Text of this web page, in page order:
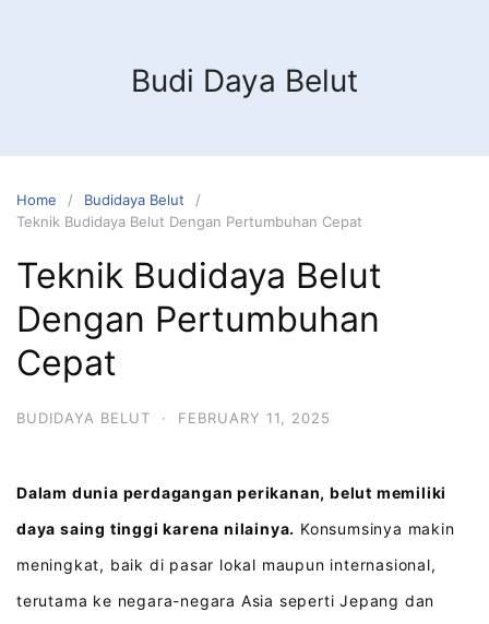
Budi Daya Belut
Home
Budidaya Belut
Teknik Budidaya Belut Dengan Pertumbuhan Cepat
Teknik Budidaya Belut
Dengan Pertumbuhan
Cepat
BUDIDAYA BELUT · FEBRUARY 11, 2025
Dalam dunia perdagangan perikanan, belut memiliki
daya saing tinggi karena nilainya. Konsumsinya makin
meningkat, baik di pasar lokal maupun internasional,
terutama ke negara-negara Asia seperti Jepang dan